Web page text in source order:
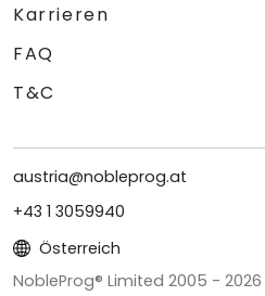
Karrieren
FAQ
T&C
austria@nobleprog.at
+43 1 3059940
Österreich
NobleProg® Limited 2005 - 2026